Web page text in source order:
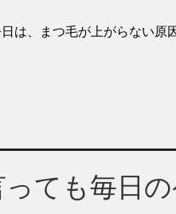
は、まつ毛が上がらない原
ても毎日の